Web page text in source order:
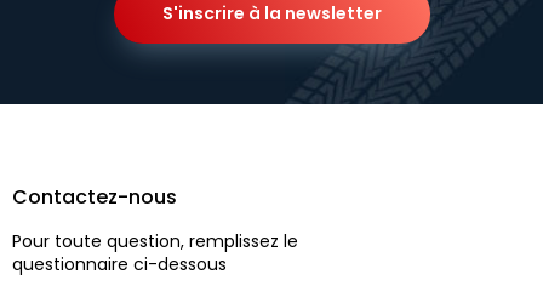
S'inscrire à la newsletter
Contactez-nous
Pour toute question, remplissez le
questionnaire ci-dessous